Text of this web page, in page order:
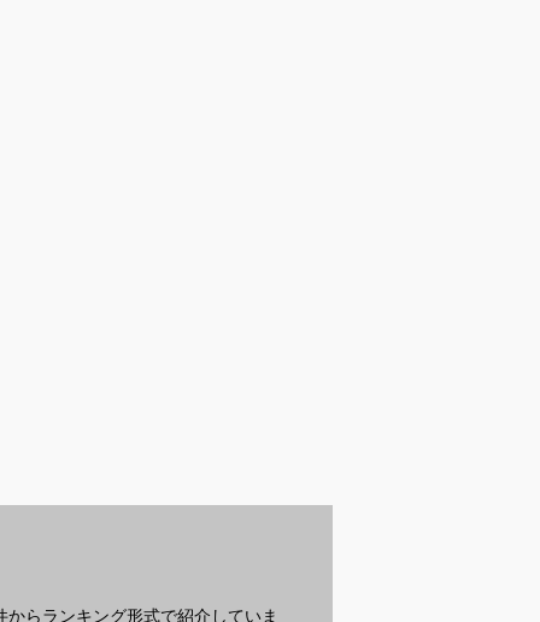
らランキング形式で紹介していま